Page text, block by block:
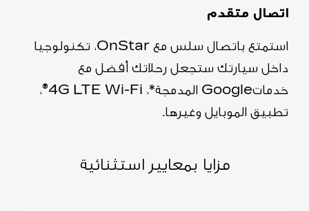
اتصال متقدم
استمتع باتصال سلس مع OnStar، تكنولوجيا
داخل سيارتك ستجعل رحلاتك أفضل مع
خدماتGoogle المدمجة*، 4G LTE Wi-Fi
®،
تطبيق الموبايل وغيرها.
مزايا بمعايير استثنائية​